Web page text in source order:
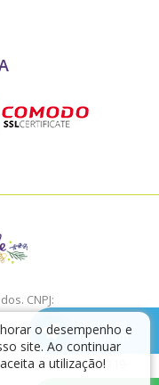
o desempenho e
site. Ao continuar
a utilização!
chamar no
Telegram
CNPJ:
sem a expressa
- SP / CEP: 04119-